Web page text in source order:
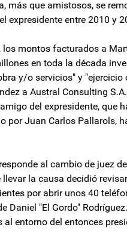
más que amistosos, se
expresidente entre 2010 y
los montos facturados a
en toda la década
y/o servicios" y
a Austral Consulting
del expresidente, que
por Juan Carlos Pallarols,
al cambio de juez
llevar la causa decidió
por abrir unos 40
Daniel "El Gordo"
al entorno del entonces